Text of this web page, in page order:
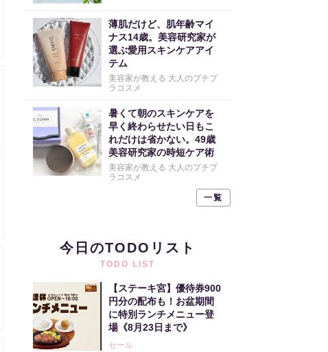
薄肌だけど、肌年齢マイ
ナス14歳。美容研究家が
選ぶ愛用スキンケアアイ
テム
美容家が教える 大人のプチプ
ラコスメ
暑くて朝のスキンケアを
早く終わらせたい日もこ
れだけは省かない。49歳
美容研究家の時短ケア術
美容家が教える 大人のプチプ
ラコスメ
一覧
今日のTODOリスト
TODO LIST
【ステーキ宮】優待券900
円分の配布も！お盆期間
に特別ランチメニュー登
場《8月23日まで》
セール